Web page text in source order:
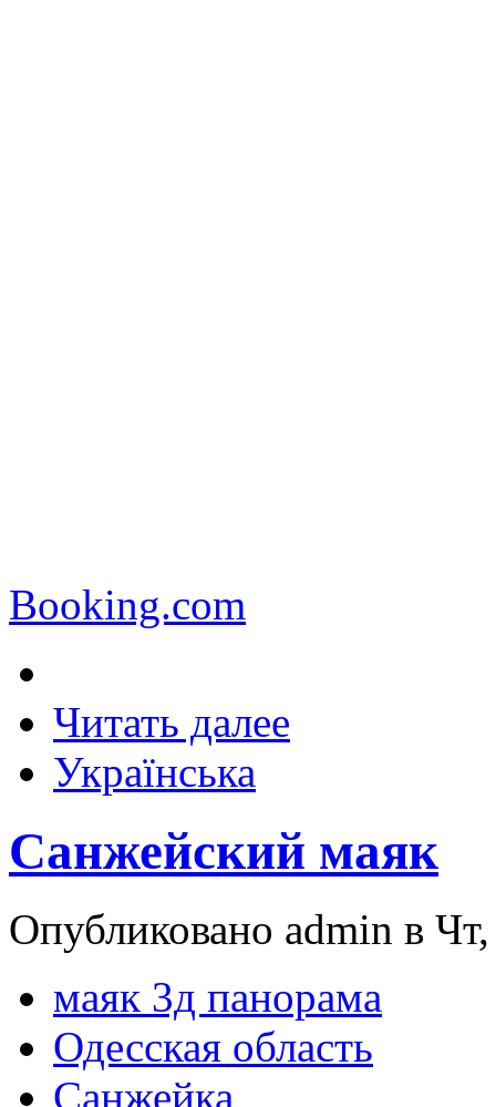
Booking.com
Читать далее
Українська
Санжейский маяк
Опубликовано admin в
маяк 3д панорама
Одесская область
Санжейка